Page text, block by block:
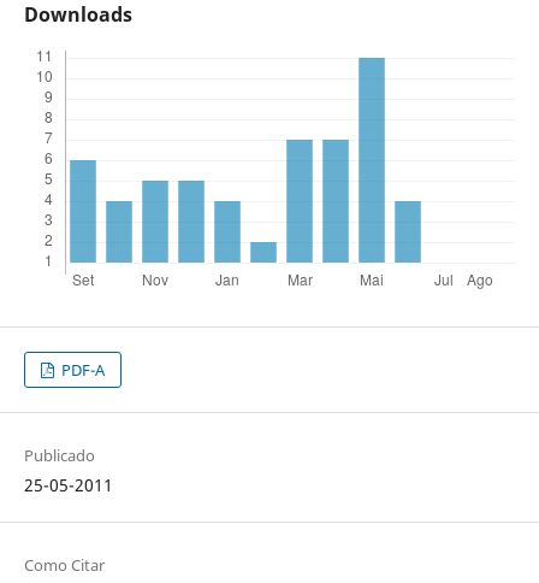
Downloads
PDF-A
Publicado
25-05-2011
Como Citar